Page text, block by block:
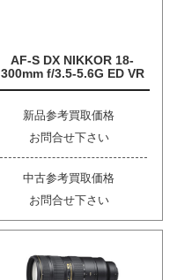
AF-S DX NIKKOR 18-
300mm f/3.5-5.6G ED VR
新品参考買取価格
お問合せ下さい
中古参考買取価格
お問合せ下さい